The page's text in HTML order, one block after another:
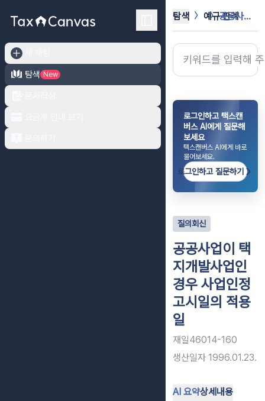
탐색
New
탐색 예규·판례 공공사업이 택지개발사업인 경우 사업인...
로그인하고 택스캔
버스 AI에게 질문해
보세요
택스캔버스 AI에게 바로
물어보세요.
로그인하고 질문하기
질의회신
공공사업이 택
지개발사업인
경우 사업인정
고시일의 적용
일
재일46014-160
생산일자 1996.01.23.
AI 요약상세내용